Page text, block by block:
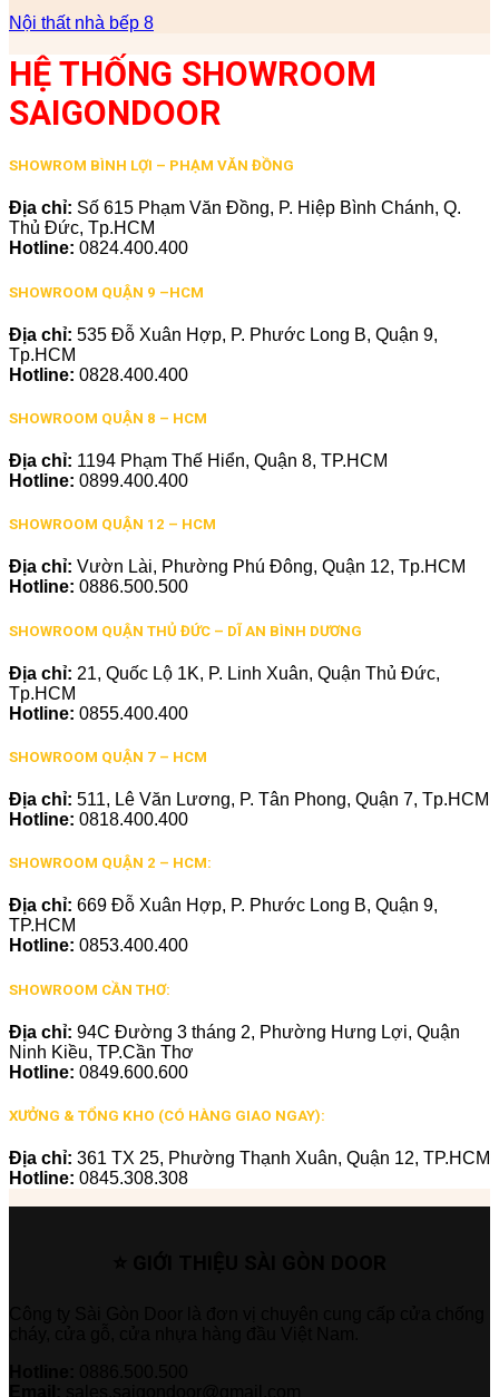
Nội thất nhà bếp 8
HỆ THỐNG SHOWROOM
SAIGONDOOR
SHOWROM BÌNH LỢI – PHẠM VĂN ĐỒNG
Địa chỉ: Số 615 Phạm Văn Đồng, P. Hiệp Bình Chánh, Q.
Thủ Đức, Tp.HCM
Hotline: 0824.400.400
SHOWROOM QUẬN 9 –HCM
Địa chỉ: 535 Đỗ Xuân Hợp, P. Phước Long B, Quận 9,
Tp.HCM
Hotline: 0828.400.400
SHOWROOM QUẬN 8 – HCM
Địa chỉ: 1194 Phạm Thế Hiển, Quận 8, TP.HCM
Hotline: 0899.400.400
SHOWROOM QUẬN 12 – HCM
Địa chỉ: Vườn Lài, Phường Phú Đông, Quận 12, Tp.HCM
Hotline: 0886.500.500
SHOWROOM QUẬN THỦ ĐỨC – DĨ AN BÌNH DƯƠNG
Địa chỉ: 21, Quốc Lộ 1K, P. Linh Xuân, Quận Thủ Đức,
Tp.HCM
Hotline: 0855.400.400
SHOWROOM QUẬN 7 – HCM
Địa chỉ: 511, Lê Văn Lương, P. Tân Phong, Quận 7, Tp.HCM
Hotline: 0818.400.400
SHOWROOM QUẬN 2 – HCM:
Địa chỉ: 669 Đỗ Xuân Hợp, P. Phước Long B, Quận 9,
TP.HCM
Hotline: 0853.400.400
SHOWROOM CẦN THƠ:
Địa chỉ: 94C Đường 3 tháng 2, Phường Hưng Lợi, Quận
Ninh Kiều, TP.Cần Thơ
Hotline: 0849.600.600
XƯỞNG & TỔNG KHO (CÓ HÀNG GIAO NGAY):
Địa chỉ: 361 TX 25, Phường Thạnh Xuân, Quận 12, TP.HCM
Hotline: 0845.308.308